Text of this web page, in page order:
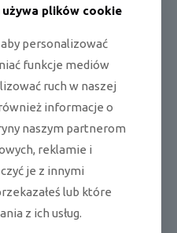
(HEX)
pośrednim nawiewie
do podłogi
plików cookie
personalizować
funkcje mediów
ruch w naszej
informacje o
naszym partnerom
reklamie i
je z innymi
lub które
z ich usług.